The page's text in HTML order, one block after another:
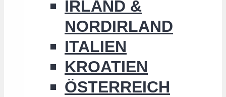
IRLAND &
NORDIRLAND
ITALIEN
KROATIEN
ÖSTERREICH